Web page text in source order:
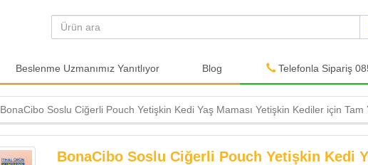
Beslenme Uzmanımız Yanıtlıyor Blog Telefonla Sipariş
BonaCibo Soslu Ciğerli Pouch Yetişkin Kedi Yaş Maması Yetişkin Kediler için Tam
BonaCibo Soslu Ciğerli Pouch Yetişkin Kedi